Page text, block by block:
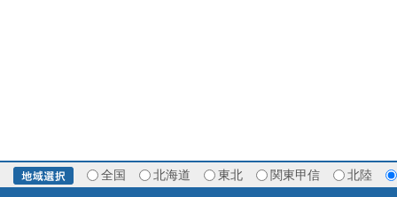
全国 北海道 東北 関東甲信 北陸